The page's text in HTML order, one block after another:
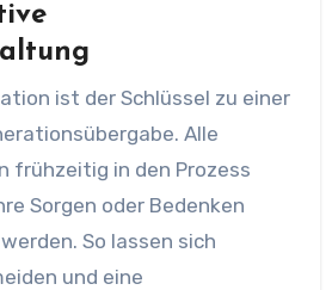
ist der Schlüssel zu einer
Alle
frühzeitig in den Prozess
Sorgen oder Bedenken
So lassen sich
und eine